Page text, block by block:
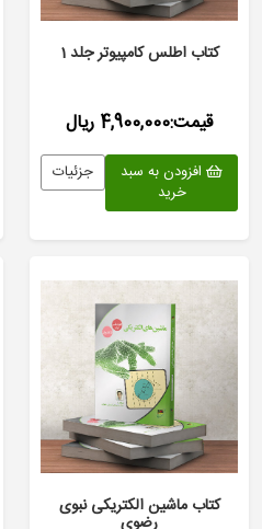
کتاب اطلس كامپیوتر جلد 1
قیمت:4,900,000 ریال
افزودن به سبد
خرید
جزئیات
کتاب ماشین الكتریكی نبوی
رضوی